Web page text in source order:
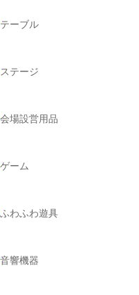
テーブル
ステージ
会場設営用品
ゲーム
ふわふわ遊具
音響機器